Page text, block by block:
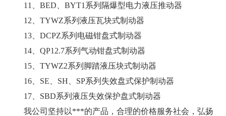
11、BED、BYT1系列隔爆型电力液压推动器
12、TYWZ系列液压瓦块式制动器
13、DCPZ系列电磁钳盘式制动器
14、QP12.7系列气动钳盘式制动器
15、TYWZ2系列脚踏液压块式制动器
16、SE、SH、SP系列失效盘式保护制动器
17、SBD系列液压失效保护盘式制动器
我公司坚持以***的产品，合理的价格服务社会，弘扬